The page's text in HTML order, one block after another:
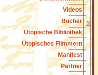
Videos
Bücher
Utopische Bibliothek
Utopisches Flimmern
Manifest
Partner